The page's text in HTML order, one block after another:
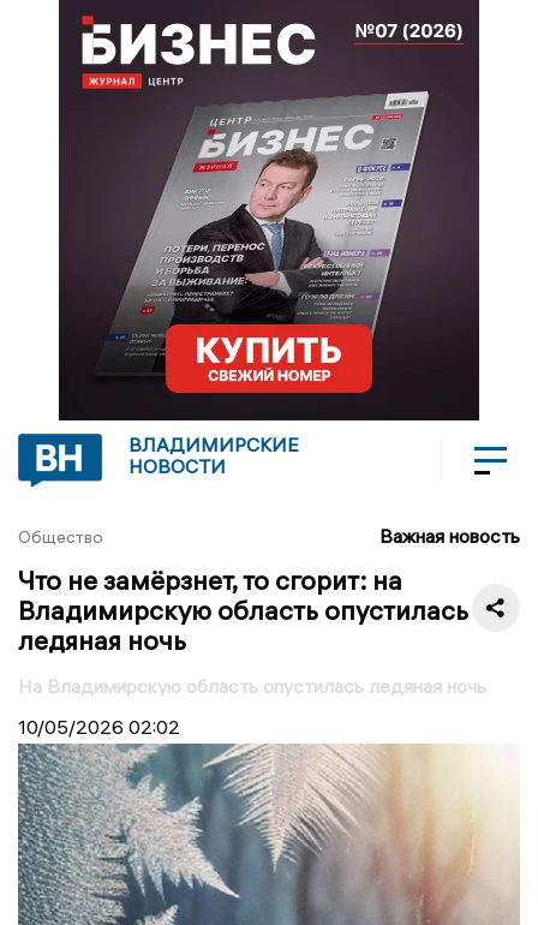
ВЛАДИМИРСКИЕ
НОВОСТИ
Общество Важная новость
Что не замёрзнет, то сгорит: на
Владимирскую область опустилась
ледяная ночь
На Владимирскую область опустилась ледяная ночь
10/05/2026 02:02